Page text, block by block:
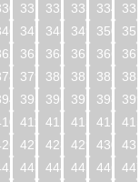
331 332 333 334
347 348 349 350
363 364 365 366
379 380 381 382
395 396 397 398
411 412 413 414
427 428 429 430
443 444 445 446